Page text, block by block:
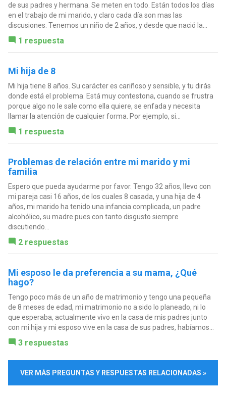
de sus padres y hermana. Se meten en todo. Están todos los días
en el trabajo de mi marido, y claro cada día son mas las
discusiones. Tenemos un niño de 2 años, y desde que nació la...
1 respuesta
Mi hija de 8
Mi hija tiene 8 años. Su carácter es cariñoso y sensible, y tu dirás
donde está el problema. Está muy contestona, cuando se frustra
porque algo no le sale como ella quiere, se enfada y necesita
llamar la atención de cualquier forma. Por ejemplo, si...
1 respuesta
Problemas de relación entre mi marido y mi
familia
Espero que pueda ayudarme por favor. Tengo 32 años, llevo con
mi pareja casi 16 años, de los cuales 8 casada, y una hija de 4
años, mi marido ha tenido una infancia complicada, un padre
alcohólico, su madre pues con tanto disgusto siempre
discutiendo...
2 respuestas
Mi esposo le da preferencia a su mama, ¿Qué
hago?
Tengo poco más de un año de matrimonio y tengo una pequeña
de 8 meses de edad, mi matrimonio no a sido lo planeado, ni lo
que esperaba, actualmente vivo en la casa de mis padres junto
con mi hija y mi esposo vive en la casa de sus padres, habíamos...
3 respuestas
VER MÁS PREGUNTAS Y RESPUESTAS RELACIONADAS »